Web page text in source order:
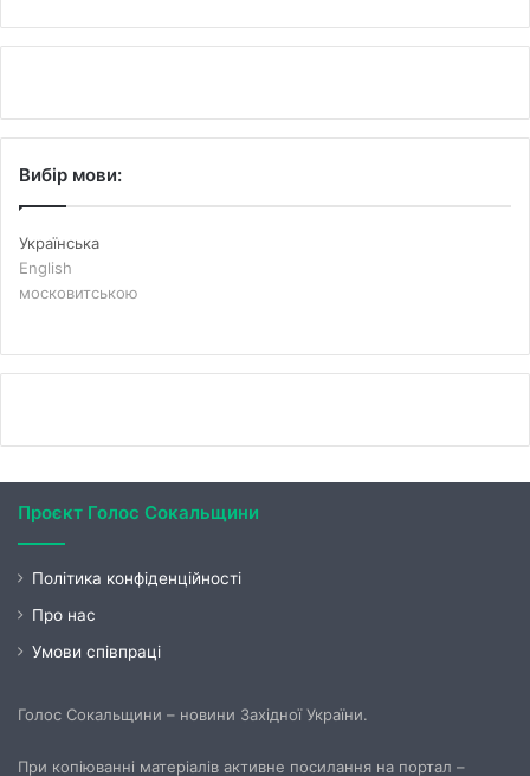
Вибір мови:
Українська
English
московитською
Проєкт Голос Сокальщини
Політика конфіденційності
Про нас
Умови співпраці
Голос Сокальщини – новини Західної України.
При копіюванні матеріалів активне посилання на портал –